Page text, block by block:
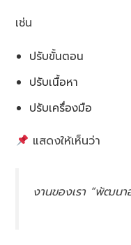
เช่น
ปรับขั้นตอน
ปรับเนื้อหา
ปรับเครื่องมือ
แสดงให้เห็นว่า
งานของเรา “พัฒน